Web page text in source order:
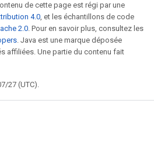
de cette page est régi par une
4.0, et les échantillons de code
2.0. Pour en savoir plus, consultez les
. Java est une marque déposée
affiliées. Une partie du contenu fait
27 (UTC).